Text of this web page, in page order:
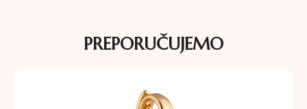
PREPORUČUJEMO